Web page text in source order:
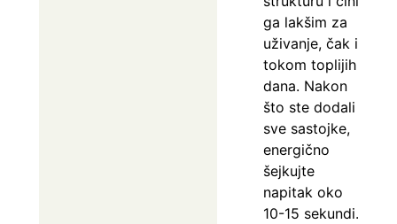
ga lakšim za
uživanje, čak i
tokom toplijih
dana. Nakon
što ste dodali
sve sastojke,
energično
šejkujte
napitak oko
10-15 sekundi.